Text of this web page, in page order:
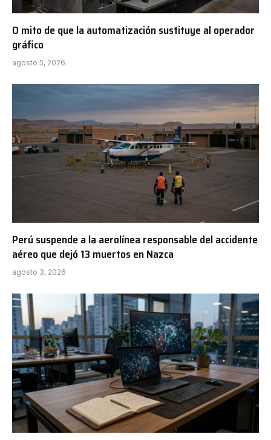
O mito de que la automatización sustituye al operador
gráfico
agosto 5, 2026
Perú suspende a la aerolínea responsable del accidente
aéreo que dejó 13 muertos en Nazca
agosto 3, 2026